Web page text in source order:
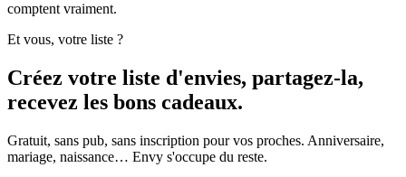
comptent vraiment.
Et vous, votre liste ?
Créez votre liste d'envies, partagez-la,
recevez les bons cadeaux.
Gratuit, sans pub, sans inscription pour vos proches. Anniversaire,
mariage, naissance… Envy s'occupe du reste.